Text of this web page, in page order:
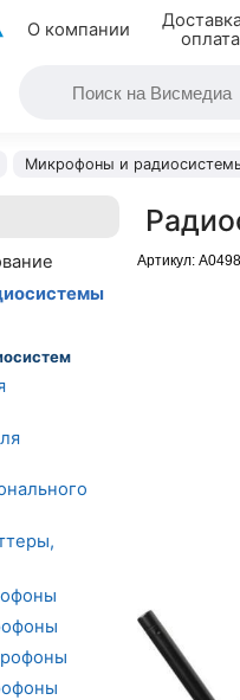
О компании
оплата
Микрофоны и
Артикул: